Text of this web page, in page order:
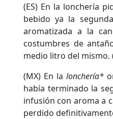
(ES) En la lonchería
bebido ya la
aromatizada a la
costumbres de
medio litro del mismo.
(MX) En lalonchería*
había terminado la
infusión con aroma a
perdido